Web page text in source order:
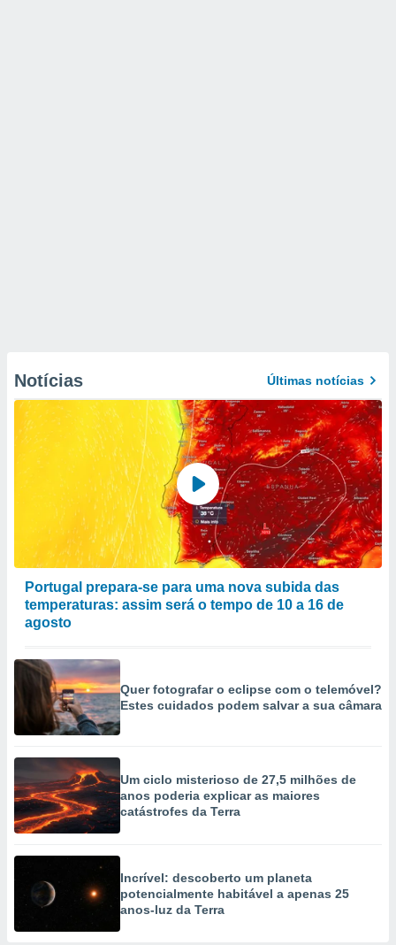
Notícias Últimas notícias
Portugal prepara-se para uma nova subida das
temperaturas: assim será o tempo de 10 a 16 de
agosto
Quer fotografar o eclipse com o telemóvel?
Estes cuidados podem salvar a sua câmara
Um ciclo misterioso de 27,5 milhões de
anos poderia explicar as maiores
catástrofes da Terra
Incrível: descoberto um planeta
potencialmente habitável a apenas 25
anos-luz da Terra